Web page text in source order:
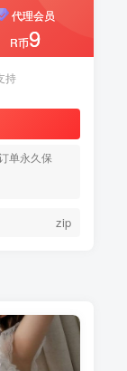
代理会员
R币9
持
单永久保
zip